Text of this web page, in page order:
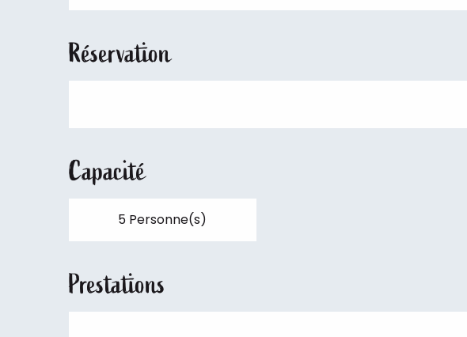
Réservation
Capacité
5 Personne(s)
Prestations